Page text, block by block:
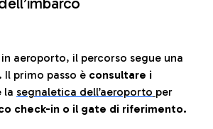
aeroporto, il percorso segue una
Il primo passo è consultare i
la segnaletica dell’aeroporto per
check-in o il gate di riferimento.